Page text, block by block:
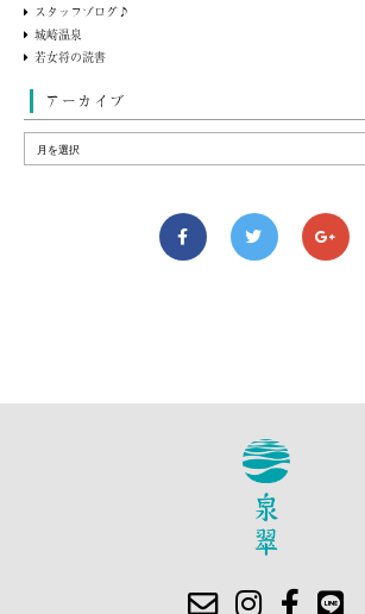
スタッフブログ♪
城崎温泉
若女将の読書
アーカイブ